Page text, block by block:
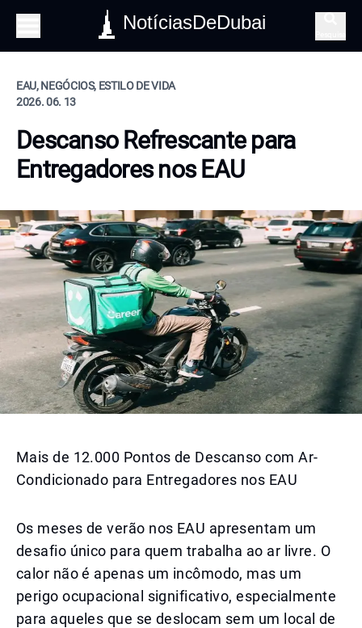
NotíciasDeDubai
EAU, NEGÓCIOS, ESTILO DE VIDA
2026. 06. 13
Descanso Refrescante para
Entregadores nos EAU
Mais de 12.000 Pontos de Descanso com Ar-
Condicionado para Entregadores nos EAU
Os meses de verão nos EAU apresentam um
desafio único para quem trabalha ao ar livre. O
calor não é apenas um incômodo, mas um
perigo ocupacional significativo, especialmente
para aqueles que se deslocam sem um local de